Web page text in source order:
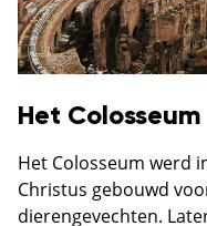
Het Colosseum
Het Colosseum werd
Christus gebouwd
dierengevechten.